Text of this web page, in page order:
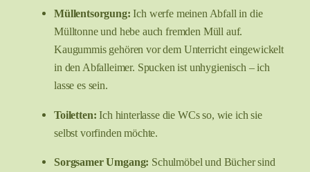
Müllentsorgung: Ich werfe meinen Abfall in die
Mülltonne und hebe auch fremden Müll auf.
Kaugummis gehören vor dem Unterricht eingewickelt
in den Abfalleimer. Spucken ist unhygienisch – ich
lasse es sein.
Toiletten: Ich hinterlasse die WCs so, wie ich sie
selbst vorfinden möchte.
Sorgsamer Umgang: Schulmöbel und Bücher sind